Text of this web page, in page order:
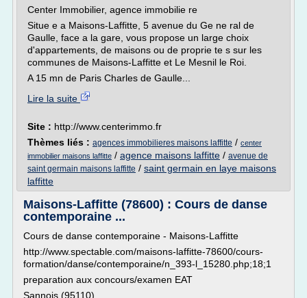
Center Immobilier, agence immobilie re
Situe e a Maisons-Laffitte, 5 avenue du Ge ne ral de
Gaulle, face a la gare, vous propose un large choix
d'appartements, de maisons ou de proprie te s sur les
communes de Maisons-Laffitte et Le Mesnil le Roi.
A 15 mn de Paris Charles de Gaulle...
Lire la suite
Site : http://www.centerimmo.fr
Thèmes liés : agences immobilieres maisons laffitte / center
immobilier maisons laffitte / agence maisons laffitte / avenue de
saint germain maisons laffitte / saint germain en laye maisons
laffitte
Maisons-Laffitte (78600) : Cours de danse
contemporaine ...
Cours de danse contemporaine - Maisons-Laffitte
http://www.spectable.com/maisons-laffitte-78600/cours-
formation/danse/contemporaine/n_393-l_15280.php;18;1
preparation aux concours/examen EAT
Sannois (95110)